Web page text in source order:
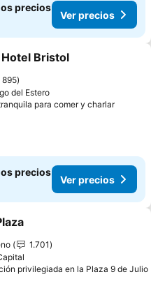
precios
Ver precios
a favoritos
Bristol
895
del Estero
para comer y charlarVer
precios
Ver precios
a favoritos
1.701
privilegiada en la Plaza 9 de Julio